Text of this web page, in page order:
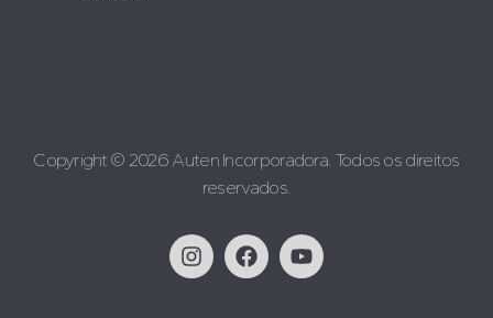
Copyright © 2026 Auten Incorporadora. Todos os direitos
reservados.